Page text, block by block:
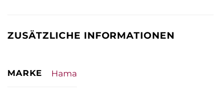
ZUSÄTZLICHE INFORMATIONEN
MARKE Hama